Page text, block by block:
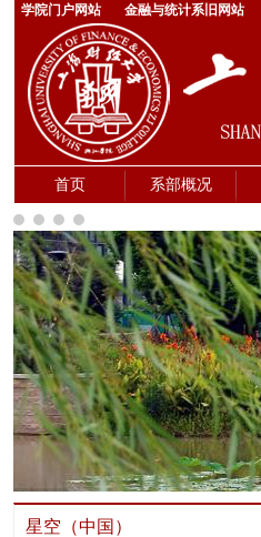
学院门户网站 金融与统计系旧网站
首页 系部概况
星空（中国）